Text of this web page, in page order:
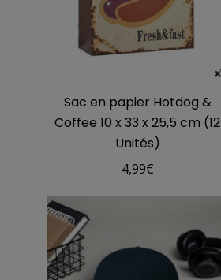
Sac en papier Hotdog &
Coffee 10 x 33 x 25,5 cm (12
Unités)
4,99€